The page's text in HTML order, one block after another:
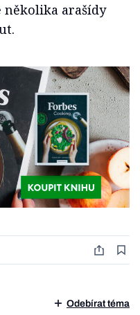
několika arašídy
Odebírat téma